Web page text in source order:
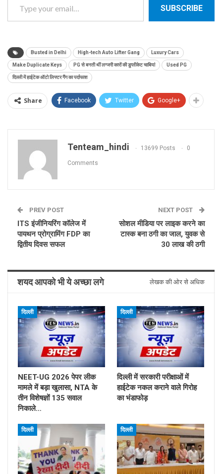
SUBSCRIBE
Busted in Delhi High-tech Auto Lifter Gang Luxury Cars
Make Duplicate Keys PG से बनती थीं लग्जरी कारों की डुप्लीकेट चाबियां Used PG
दिल्ली में हाईटेक ऑटो लिफ्टर गैंग का पर्दाफाश
Share Facebook Twitter Google+
Tenteam_hindi 13699 Posts 0
Comments
PREV POST
ITS इंजीनियरिंग कॉलेज में
पायथन प्रोग्रामिंग FDP का
द्वितीय दिवस सफल
NEXT POST
सोशल मीडिया पर लाइक करने का
टास्क बना ठगी का जाल, युवक से
30 लाख की ठगी
शयद आपको भी ये अच्छा लगे लेखक की ओर से अधिक
दिल्ली
NEET-UG 2026 पेपर लीक
मामले में बड़ा खुलासा, NTA के
तीन विशेषज्ञों 135 सवाल
निकाले…
दिल्ली
दिल्ली में सरकारी परीक्षाओं में
हाईटेक नकल कराने वाले गिरोह
का भंडाफोड़
दिल्ली दिल्ली